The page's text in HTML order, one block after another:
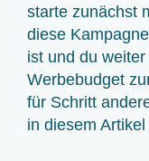
starte zunächst
diese
ist und du
Werbebudget
für Schritt
in diesem